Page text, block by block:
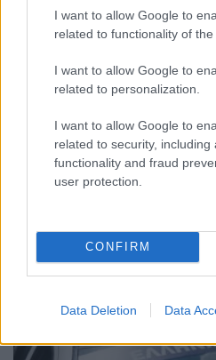
I want to allow Google to
related to functionality of the
I want to allow Google to
related to personalization.
I want to allow Google to
related to security, including
functionality and fraud
user protection.
CONFIRM
Data Deletion Data
ΕΛΛΑΔΑ
Πυρκαγιές:
στις πυρόπληκτες